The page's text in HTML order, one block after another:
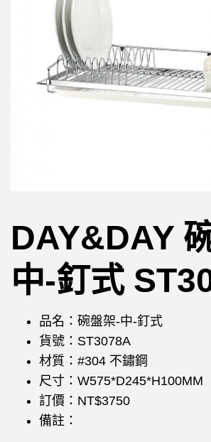
DAY&DAY
中-釘式
品名：碗盤架-中-釘式
貨號：ST3078A
材質：#304 不鏽鋼
尺寸：W575*D245*H100MM
訂價：NT$3750
備註：